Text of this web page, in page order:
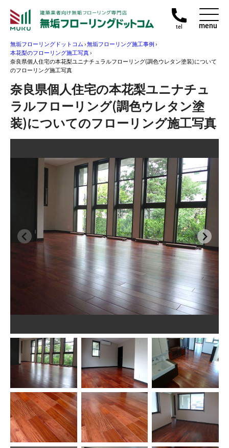
tel menu
無垢フローリングドットコム›無垢フローリング施工事例›
本花梨のフローリング施工写真›
奈良県個人住宅の本花梨ユニナチュラルフローリング(調色ウレタン塗装)について
のフローリング施工写真
奈良県個人住宅の本花梨ユニナチュ
ラルフローリング(調色ウレタン塗
装)についてのフローリング施工写真